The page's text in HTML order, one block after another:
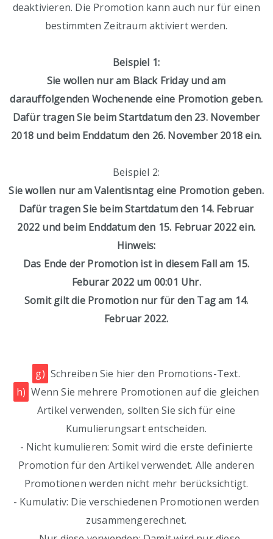
deaktivieren. Die Promotion kann auch nur für einen
bestimmten Zeitraum aktiviert werden.
Beispiel 1:
Sie wollen nur am Black Friday und am
darauffolgenden Wochenende eine Promotion geben.
Dafür tragen Sie beim Startdatum den 23. November
2018 und beim Enddatum den 26. November 2018 ein.
Beispiel 2:
Sie wollen nur am Valentisntag eine Promotion geben.
Dafür tragen Sie beim Startdatum den 14. Februar
2022 und beim Enddatum den 15. Februar 2022 ein.
Hinweis:
Das Ende der Promotion ist in diesem Fall am 15.
Feburar 2022 um 00:01 Uhr.
Somit gilt die Promotion nur für den Tag am 14.
Februar 2022.
g) Schreiben Sie hier den Promotions-Text.
h) Wenn Sie mehrere Promotionen auf die gleichen
Artikel verwenden, sollten Sie sich für eine
Kumulierungsart entscheiden.
- Nicht kumulieren: Somit wird die erste definierte
Promotion für den Artikel verwendet. Alle anderen
Promotionen werden nicht mehr berücksichtigt.
- Kumulativ: Die verschiedenen Promotionen werden
zusammengerechnet.